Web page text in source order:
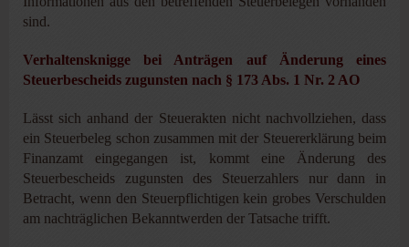
sind.
Verhaltensknigge bei Anträgen auf Änderung eines
Steuerbescheids zugunsten nach § 173 Abs. 1 Nr. 2 AO
Lässt sich anhand der Steuerakten nicht nachvollziehen, dass
ein Steuerbeleg schon zusammen mit der Steuererklärung beim
Finanzamt eingegangen ist, kommt eine Änderung des
Steuerbescheids zugunsten des Steuerzahlers nur dann in
Betracht, wenn den Steuerpflichtigen kein grobes Verschulden
am nachträglichen Bekanntwerden der Tatsache trifft.